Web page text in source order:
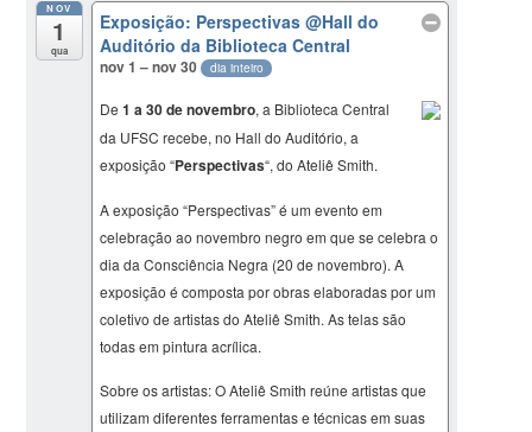
NOV
1
qua
Exposição: Perspectivas@Hall do
Auditório da Biblioteca Central
nov 1 – nov 30 dia inteiro
De1 a 30 de novembro, a Biblioteca Central
da UFSC recebe, no Hall do Auditório, a
exposição “Perspectivas“, do Ateliê Smith.
A exposição “Perspectivas” é um evento em
celebração ao novembro negro em que se celebra o
dia da Consciência Negra (20 de novembro). A
exposição é composta por obras elaboradas por um
coletivo de artistas do Ateliê Smith. As telas são
todas em pintura acrílica.
Sobre os artistas: O Ateliê Smith reúne artistas que
utilizam diferentes ferramentas e técnicas em suas